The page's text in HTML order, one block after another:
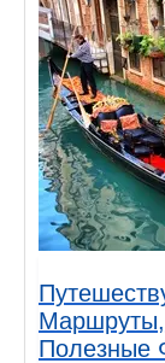
Маршруты,
Полезные